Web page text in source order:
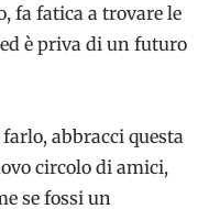
fa fatica a trovare le
è priva di un futuro
farlo, abbracci questa
circolo di amici,
se fossi un